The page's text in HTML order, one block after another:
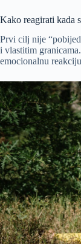
Kako reagirati kada
Prvi cilj nije
i vlastitim
emocionalnu